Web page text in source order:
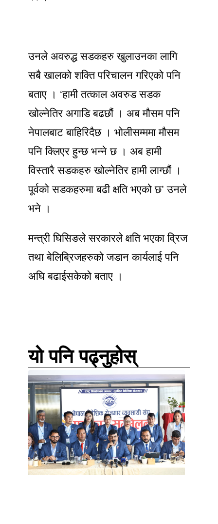
उनले अवरुद्ध सडकहरु खुलाउनका लागि
सबै खालको शक्ति परिचालन गरिएको पनि
बताए । ‘हामी तत्काल अवरुड सडक
खोल्नेतिर अगाडि बढछौं । अब मौसम पनि
नेपालबाट बाहिरिदैछ । भोलीसम्ममा मौसम
पनि क्लिएर हुन्छ भन्ने छ । अब हामी
विस्तारै सडकहरु खोल्नेतिर हामी लाग्छौं ।
पूर्वको सडकहरुमा बढी क्षति भएको छ’ उनले
भने ।
मन्त्री घिसिङले सरकारले क्षति भएका व्रिज
तथा बेलिब्रिजहरुको जडान कार्यलाई पनि
अघि बढाईसकेको बताए ।
यो पनि पढ्नुहोस्